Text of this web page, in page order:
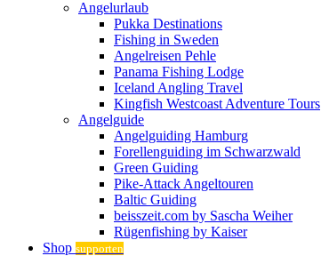
Angelurlaub
Pukka Destinations
Fishing in Sweden
Angelreisen Pehle
Panama Fishing Lodge
Iceland Angling Travel
Kingfish Westcoast Adventure Tours
Angelguide
Angelguiding Hamburg
Forellenguiding im Schwarzwald
Green Guiding
Pike-Attack Angeltouren
Baltic Guiding
beisszeit.com by Sascha Weiher
Rügenfishing by Kaiser
Shop supporten